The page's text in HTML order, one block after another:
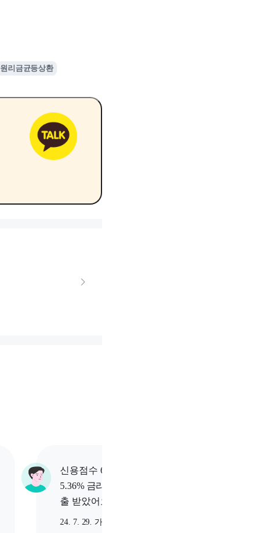
원리금균등상환
신용점수 684점 고객님이
5.36% 금리로 1,820만원 대
출 받았어요.
24. 7. 29. 가입